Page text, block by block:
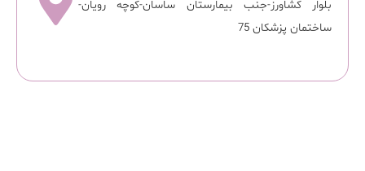
بلوار کشاورز-جنب بیمارستان ساسان-کوچه رویان-
ساختمان پزشکان 75